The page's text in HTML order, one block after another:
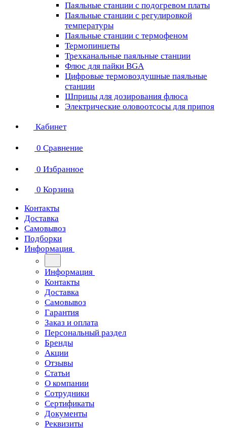
Паяльные станции с подогревом платы
Паяльные станции с регулировкой
температуры
Паяльные станции с термофеном
Термопинцеты
Трехканальные паяльные станции
Флюс для пайки BGA
Цифровые термовоздушные паяльные
станции
Шприцы для дозирования флюса
Электрические оловоотсосы для припоя
Кабинет
0 Сравнение
0 Избранное
0 Корзина
Контакты
Доставка
Самовывоз
Подборки
Информация
Информация
Контакты
Доставка
Самовывоз
Гарантия
Заказ и оплата
Персональный раздел
Бренды
Акции
Отзывы
Статьи
О компании
Сотрудники
Сертификаты
Документы
Реквизиты